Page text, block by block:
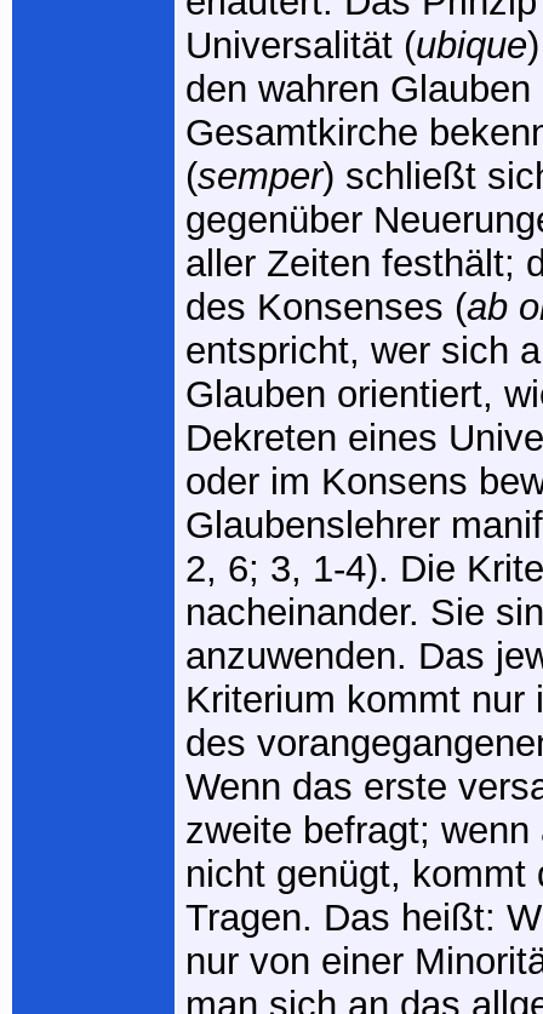
Universalität (ubique
den wahren Glauben
Gesamtkirche
(semper) schließt
gegenüber
aller Zeiten festhält;
des Konsenses (ab
entspricht, wer sich
Glauben orientiert,
Dekreten eines
oder im Konsens
Glaubenslehrer
2, 6; 3, 1-4). Die
nacheinander. Sie
anzuwenden. Das
Kriterium kommt nur
des
Wenn das erste
zweite befragt;
nicht genügt, kommt
Tragen. Das heißt:
nur von einer
man sich an das